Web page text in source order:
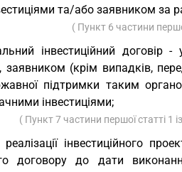
та/або заявником за
( Пункт 6 частини
інвестиційний договір
заявником (крім випадків,
підтримки таким
інвестиціями;
( Пункт 7 частини першої статті 1
інвестиційного
договору до дати